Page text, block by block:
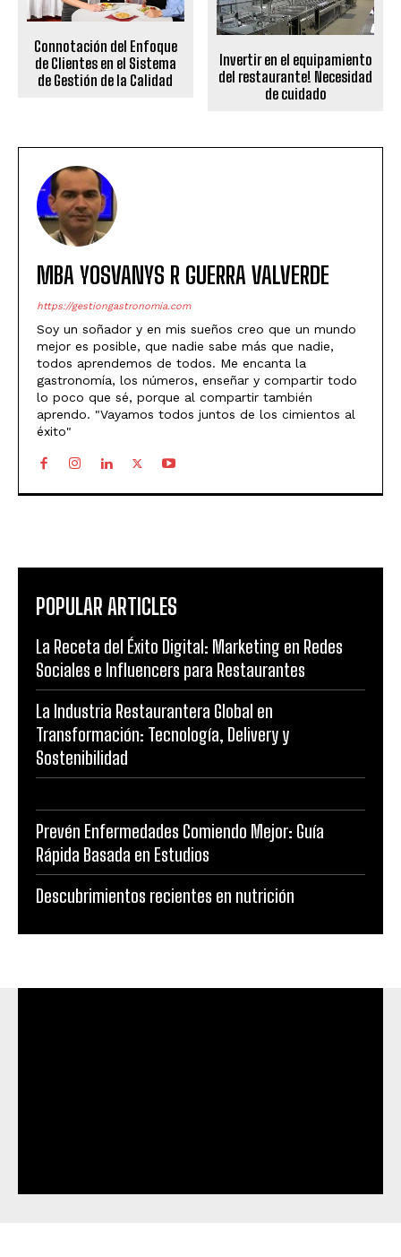
Connotación del Enfoque
de Clientes en el Sistema
de Gestión de la Calidad
Invertir en el equipamiento
del restaurante! Necesidad
de cuidado
MBA YOSVANYS R GUERRA VALVERDE
https://gestiongastronomia.com
Soy un soñador y en mis sueños creo que un mundo
mejor es posible, que nadie sabe más que nadie,
todos aprendemos de todos. Me encanta la
gastronomía, los números, enseñar y compartir todo
lo poco que sé, porque al compartir también
aprendo. "Vayamos todos juntos de los cimientos al
éxito"
POPULAR ARTICLES
La Receta del Éxito Digital: Marketing en Redes
Sociales e Influencers para Restaurantes
La Industria Restaurantera Global en
Transformación: Tecnología, Delivery y
Sostenibilidad
Prevén Enfermedades Comiendo Mejor: Guía
Rápida Basada en Estudios
Descubrimientos recientes en nutrición